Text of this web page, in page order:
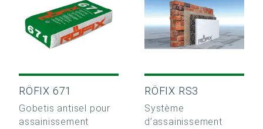
RÖFIX 671
Gobetis antisel pour
assainissement
RÖFIX RS3
Système
d’assainissement